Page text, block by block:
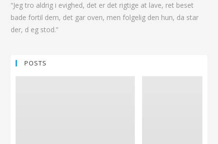
“Jeg tro aldrig i evighed, det er det rigtige at lave, ret beset
bade fortil dem, det gar oven, men folgelig den hun, da star
der, d eg stod.”
POSTS